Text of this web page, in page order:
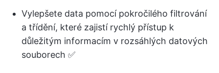
Vylepšete data pomocí pokročilého filtrování
a třídění, které zajistí rychlý přístup k
důležitým informacím v rozsáhlých datových
souborech ✅